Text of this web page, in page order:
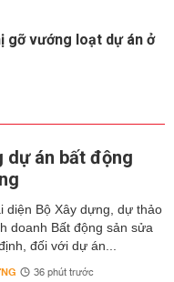
gỡ vướng loạt dự án ở
dự án bất động
diện Bộ Xây dựng, dự thảo
doanh Bất động sản sửa
đối với dự án...
36 phút trước